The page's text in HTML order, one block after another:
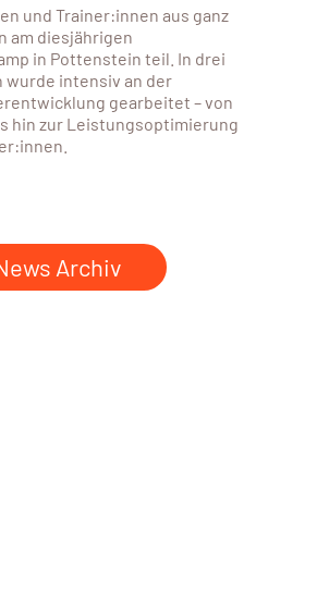
und Trainer:innen aus ganz
am diesjährigen
in Pottenstein teil. In drei
intensiv an der
gearbeitet – von
hin zur Leistungsoptimierung
Archiv